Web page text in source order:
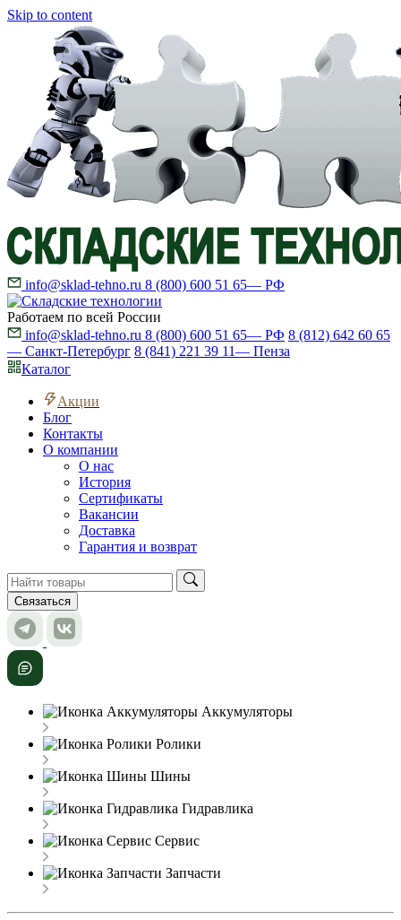
Skip to content
info@sklad-tehno.ru 8 (800) 600 51 65— РФ
Работаем по всей России
info@sklad-tehno.ru 8 (800) 600 51 65— РФ 8 (812) 642 60 65
— Санкт-Петербург 8 (841) 221 39 11— Пенза
Каталог
Акции
Блог
Контакты
О компании
О нас
История
Сертификаты
Вакансии
Доставка
Гарантия и возврат
Связаться
Аккумуляторы
Ролики
Шины
Гидравлика
Сервис
Запчасти